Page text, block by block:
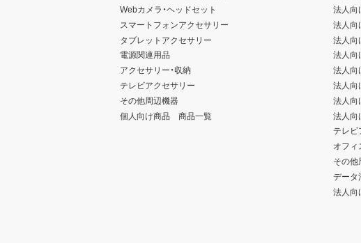
Webカメラ・ヘッドセット
スマートフォンアクセサリー
タブレットアクセサリー
電源関連用品
アクセサリー・収納
テレビアクセサリー
その他周辺機器
個人向け商品 商品一覧
法人向
法人向
法人向
法人向
法人向
法人向
法人向
法人向
テレビ
オフィ
その他
データ
法人